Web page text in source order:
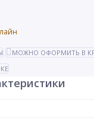
МОЖНО ОФОРМИТЬ В